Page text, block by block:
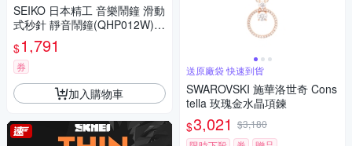
SEIKO 日本精工 音樂鬧鐘 滑動
式秒針 靜音鬧鐘(QHP012W)1
3X12cm
$1,791
券
加入購物車
送原廠袋 快速到貨
SWAROVSKI 施華洛世奇 Cons
tella 玫瑰金水晶項鍊
$3,021 $3,180